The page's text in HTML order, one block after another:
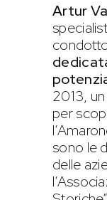
Artur
2013,
per
sono le
delle